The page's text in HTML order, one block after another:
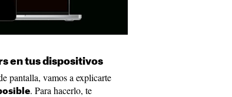
en tus dispositivos
pantalla, vamos a explicarte
. Para hacerlo, te